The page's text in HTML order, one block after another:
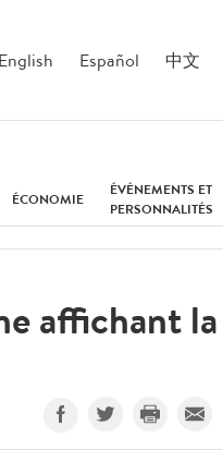
English Español 中文
ÉCONOMIE
ÉVÉNEMENTS ET
PERSONNALITÉS
affichant la